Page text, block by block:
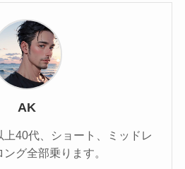
AK
40代、ショート、ミッドレ
グ全部乗ります。